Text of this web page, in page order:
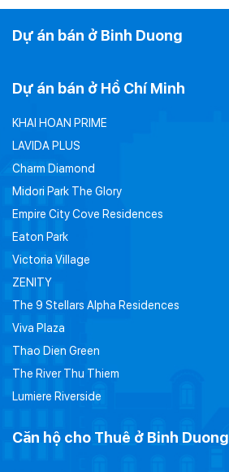
Dự án bán ở Binh Duong
Dự án bán ở Hồ Chí Minh
KHAI HOAN PRIME
LAVIDA PLUS
Charm Diamond
Midori Park The Glory
Empire City Cove Residences
Eaton Park
Victoria Village
ZENITY
The 9 Stellars Alpha Residences
Viva Plaza
Thao Dien Green
The River Thu Thiem
Lumiere Riverside
Căn hộ cho Thuê ở Binh Duong